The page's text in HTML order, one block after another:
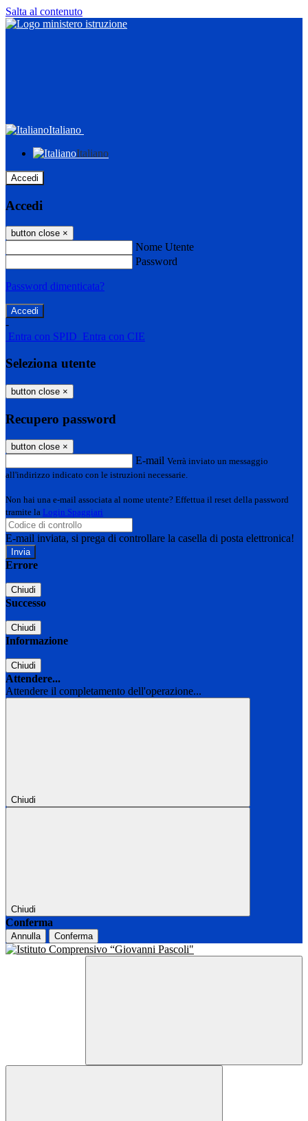
Salta al contenuto
Italiano
Italiano
Accedi
Accedi
button close ×
Nome Utente
Password
Password dimenticata?
-
Entra con SPID Entra con CIE
Seleziona utente
button close ×
Recupero password
button close ×
E-mail Verrà inviato un messaggio
all'indirizzo indicato con le istruzioni necessarie.
Non hai una e-mail associata al nome utente? Effettua il reset della password
tramite la Login Spaggiari
E-mail inviata, si prega di controllare la casella di posta elettronica!
Errore
Chiudi
Successo
Chiudi
Informazione
Chiudi
Attendere...
Attendere il completamento dell'operazione...
Chiudi
Chiudi
Conferma
Annulla Conferma